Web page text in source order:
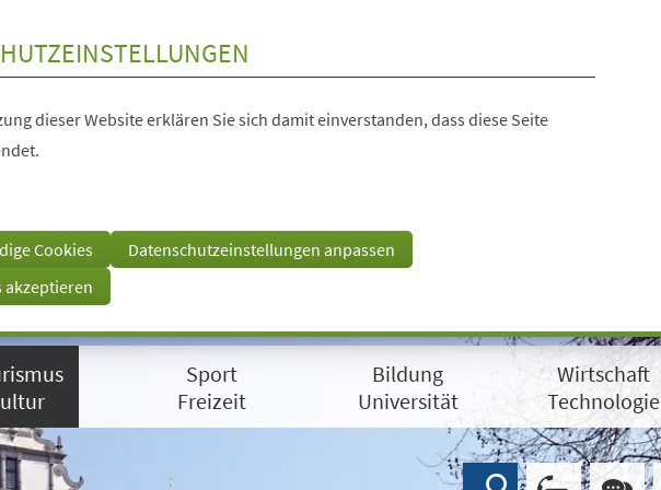
dieser Website erklären Sie sich damit einverstanden, dass diese Seite
Cookies
Datenschutzeinstellungen anpassen
akzeptieren
Sport
Freizeit
Bildung
Universität
Wirtschaft
Technologie